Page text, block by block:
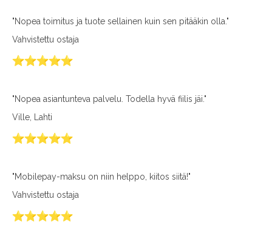
"Nopea toimitus ja tuote sellainen kuin sen pitääkin olla."
Vahvistettu ostaja
"Nopea asiantunteva palvelu. Todella hyvä fiilis jäi."
Ville, Lahti
"Mobilepay-maksu on niin helppo, kiitos siitä!"
Vahvistettu ostaja